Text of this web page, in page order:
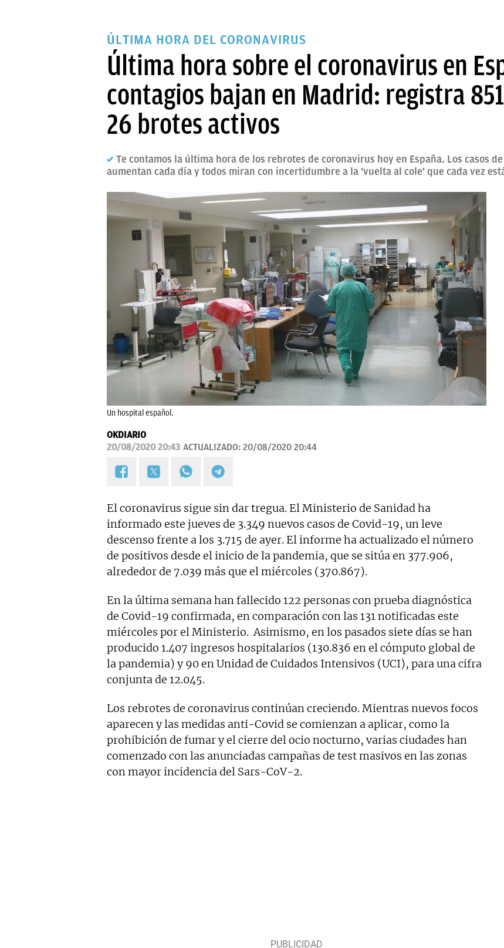
ÚLTIMA HORA DEL CORONAVIRUS
Última hora sobre el coronavirus en
contagios bajan en Madrid: registra
26 brotes activos
Te contamos la última hora de los rebrotes de coronavirus hoy en España. Los casos
aumentan cada día y todos miran con incertidumbre a la 'vuelta al cole' que cada vez
Un hospital español.
OKDIARIO
20/08/2020 20:43 ACTUALIZADO: 20/08/2020 20:44
El coronavirus sigue sin dar tregua. El Ministerio de Sanidad ha
informado este jueves de 3.349 nuevos casos de Covid-19, un leve
descenso frente a los 3.715 de ayer. El informe ha actualizado el número
de positivos desde el inicio de la pandemia, que se sitúa en 377.906,
alrededor de 7.039 más que el miércoles (370.867).
En la última semana han fallecido 122 personas con prueba diagnóstica
de Covid-19 confirmada, en comparación con las 131 notificadas este
miércoles por el Ministerio. Asimismo, en los pasados siete días se han
producido 1.407 ingresos hospitalarios (130.836 en el cómputo global de
la pandemia) y 90 en Unidad de Cuidados Intensivos (UCI), para una cifra
conjunta de 12.045.
Los rebrotes de coronavirus continúan creciendo. Mientras nuevos focos
aparecen y las medidas anti-Covid se comienzan a aplicar, como la
prohibición de fumar y el cierre del ocio nocturno, varias ciudades han
comenzado con las anunciadas campañas de test masivos en las zonas
con mayor incidencia del Sars-CoV-2.